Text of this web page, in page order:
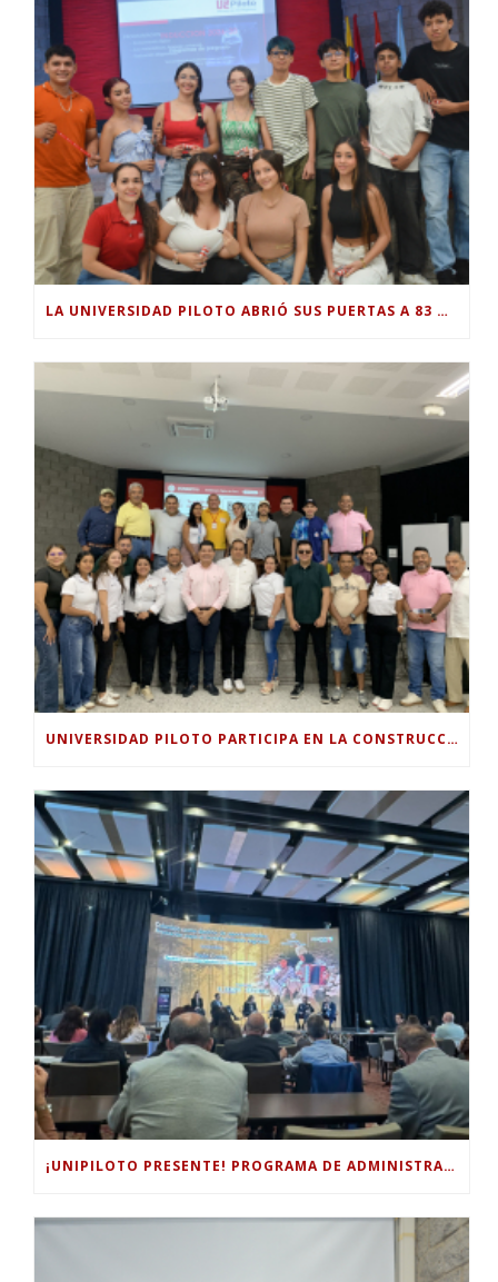
LA UNIVERSIDAD PILOTO ABRIÓ SUS PUERTAS A 83 NUEVOS ESTUDIANTES PARA EL PERIODO ACADÉMICO 2026-2.
UNIVERSIDAD PILOTO PARTICIPA EN LA CONSTRUCCIÓN DEL PLAN SECTORIAL DE TURISMO 2026-2030
¡UNIPILOTO PRESENTE! PROGRAMA DE ADMINISTRACIÓN TURÍSTICA Y HOTELERA PARTICIPÓ EN EL FORO INTERNACIONAL DE TURISMO “COLOMBIA, UN MUNDO MÁGICO POR EXPLORAR”